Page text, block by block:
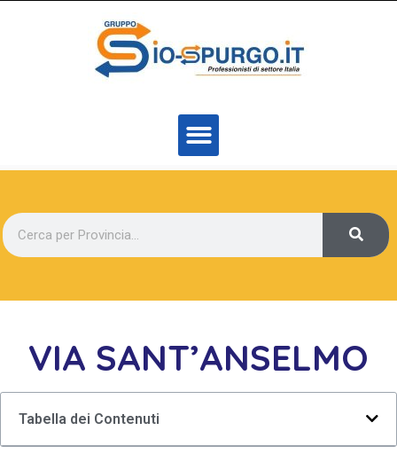
VIA SANT’ANSELMO
Tabella dei Contenuti